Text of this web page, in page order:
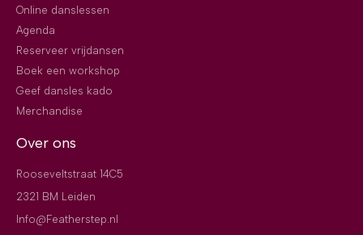
Online danslessen
Agenda
Reserveer vrijdansen
Boek een workshop
Geef dansles kado
Merchandise
Over ons
Rooseveltstraat 14C5
2321 BM Leiden
Info@Featherstep.nl